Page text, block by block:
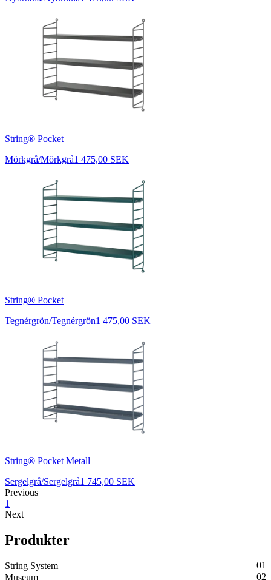
String® Pocket
Mörkgrå/Mörkgrå1 475,00 SEK
String® Pocket
Tegnérgrön/Tegnérgrön1 475,00 SEK
String® Pocket Metall
Sergelgrå/Sergelgrå1 745,00 SEK
Previous
1
Next
Produkter
String System
Museum